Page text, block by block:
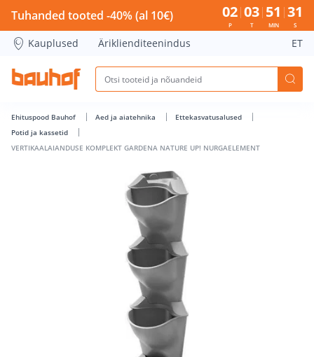
VERTIKAALAIANDUSE KOMPLEKT GARDENA NATURE UP!
Tuhanded tooted -40% (al 10€) 02
P
03
T
51
MIN
30
S
Kauplused Äriklienditeenindus ET
Ehituspood Bauhof Aed ja aiatehnika
Ettekasvatusalused
Potid ja kassetid
VERTIKAALAIANDUSE KOMPLEKT GARDENA NATURE UP! NURGAELEMENT